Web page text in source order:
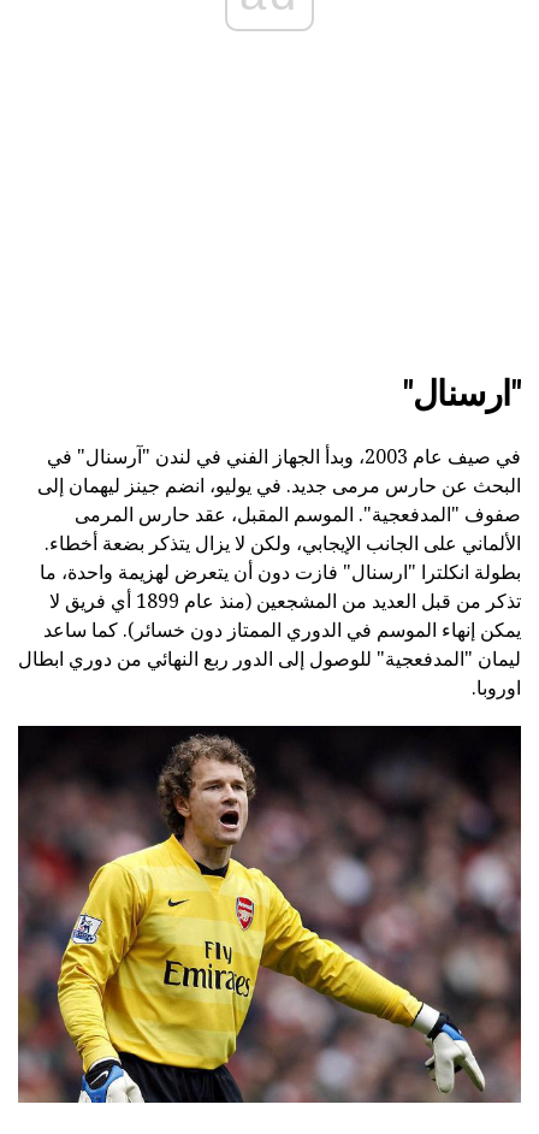
"ارسنال"
في صيف عام 2003، وبدأ الجهاز الفني في لندن "آرسنال" في
البحث عن حارس مرمى جديد. في يوليو، انضم جينز ليهمان إلى
صفوف "المدفعجية". الموسم المقبل، عقد حارس المرمى
الألماني على الجانب الإيجابي، ولكن لا يزال يتذكر بضعة أخطاء.
بطولة انكلترا "ارسنال" فازت دون أن يتعرض لهزيمة واحدة، ما
تذكر من قبل العديد من المشجعين (منذ عام 1899 أي فريق لا
يمكن إنهاء الموسم في الدوري الممتاز دون خسائر). كما ساعد
ليمان "المدفعجية" للوصول إلى الدور ربع النهائي من دوري ابطال
اوروبا.